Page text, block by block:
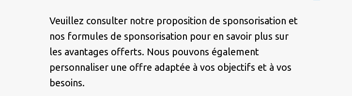
Veuillez consulter notre proposition de sponsorisation et
nos formules de sponsorisation pour en savoir plus sur
les avantages offerts. Nous pouvons également
personnaliser une offre adaptée à vos objectifs et à vos
besoins.